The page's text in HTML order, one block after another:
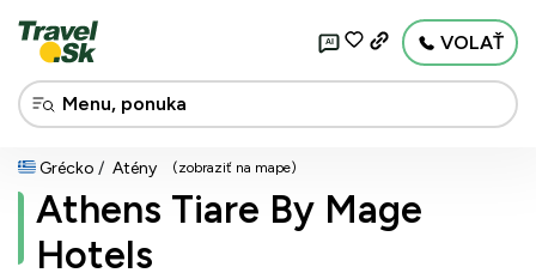
AI VOLAŤ
Grécko Atény (zobraziť na mape)
Athens Tiare By Mage
Hotels